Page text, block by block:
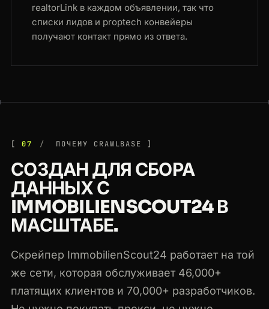
realtorLink в каждом объявлении, так что
списки лидов и proptech конвейеры
получают контакт прямо из ответа.
07 ПОЧЕМУ CRAWLBASE
СОЗДАН ДЛЯ СБОРА
ДАННЫХ С
IMMOBILIENSCOUT24 В
МАСШТАБЕ.
Скрейпер ImmobilienScout24 работает на той
же сети, которая обслуживает 46,000+
платящих клиентов и 70,000+ разработчиков.